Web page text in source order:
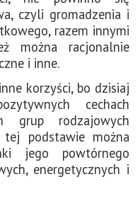
czyli gromadzenia i
razem innymi
można racjonalnie
i inne.
korzyści, bo dzisiaj
cechach
grup rodzajowych
podstawie można
jego powtórnego
energetycznych i